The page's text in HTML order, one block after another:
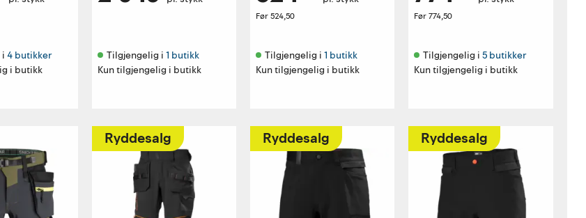
i 4 butikker
i butikk
Tilgjengelig i 1 butikk
Kun tilgjengelig i butikk
Før524,50
Tilgjengelig i 1 butikk
Kun tilgjengelig i butikk
Før 774,50
Tilgjengelig i 5 butikker
Kun tilgjengelig i butikk
Ryddesalg Ryddesalg Ryddesalg